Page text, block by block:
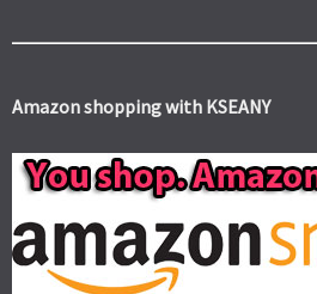
Amazon shopping with KSEANY